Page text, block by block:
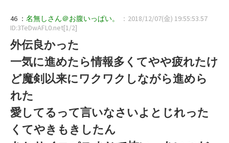
46 ： 名無しさん＠お腹いっぱい。
：2018/12/07(金) 19:55:53.57
ID:3TeDwAFL0.net[1/2]
外伝良かった
一気に進めたら情報多くてやや疲れたけ
ど魔剣以来にワクワクしながら進めら
れた
愛してるって言いなさいよとじれった
くてやきもきしたん